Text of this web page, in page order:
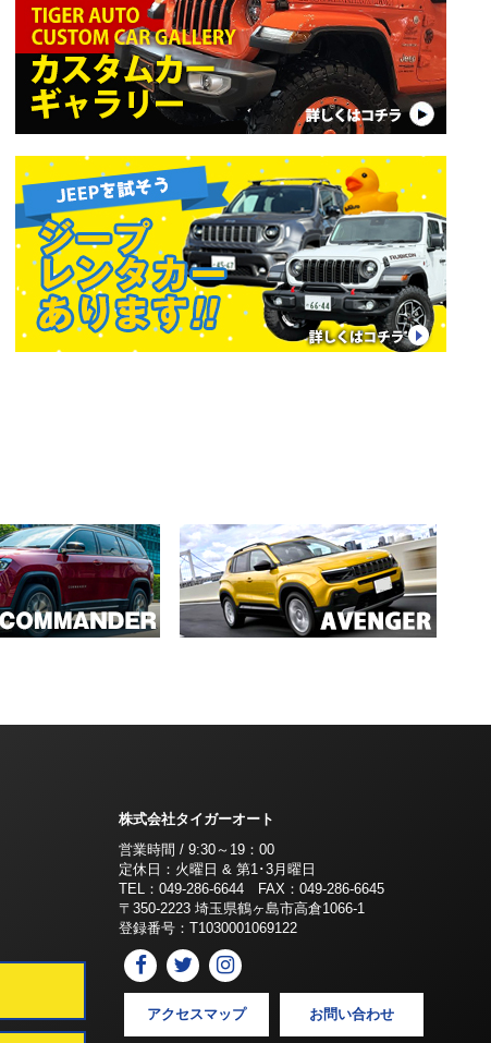
株式会社タイガーオート
営業時間 / 9:30～19：00
定休日：火曜日 & 第1･3月曜日
TEL：049-286-6644 FAX：049-286-6645
〒350-2223 埼玉県鶴ヶ島市高倉1066-1
登録番号：T1030001069122
アクセスマップ お問い合わせ